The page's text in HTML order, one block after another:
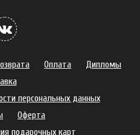
Оплата
Дипломы
персональных данных
Оферта
подарочных карт